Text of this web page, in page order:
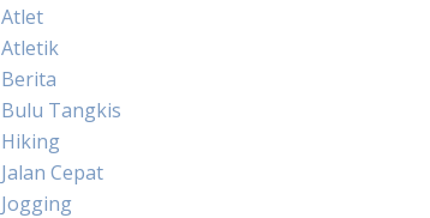
Atlet
Atletik
Berita
Bulu Tangkis
Hiking
Jalan Cepat
Jogging